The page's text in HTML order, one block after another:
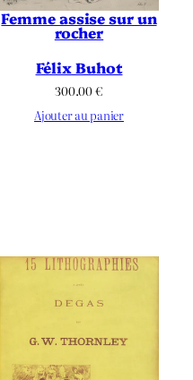
Femme assise sur un
rocher
Félix Buhot
300.00€
Ajouter au panier